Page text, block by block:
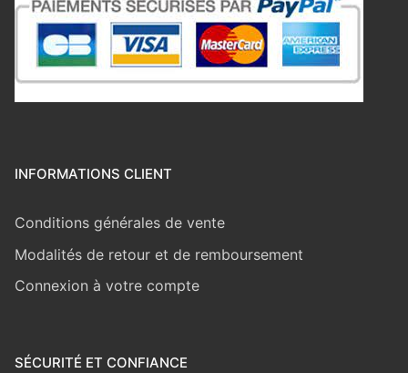
INFORMATIONS CLIENT
Conditions générales de vente
Modalités de retour et de remboursement
Connexion à votre compte
SÉCURITÉ ET CONFIANCE